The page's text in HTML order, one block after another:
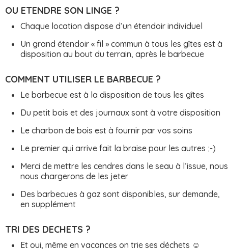
OU ETENDRE SON LINGE ?
Chaque location dispose d’un étendoir individuel
Un grand étendoir « fil » commun à tous les gîtes est à
disposition au bout du terrain, après le barbecue
COMMENT UTILISER LE BARBECUE ?
Le barbecue est à la disposition de tous les gîtes
Du petit bois et des journaux sont à votre disposition
Le charbon de bois est à fournir par vos soins
Le premier qui arrive fait la braise pour les autres ;-)
Merci de mettre les cendres dans le seau à l’issue, nous
nous chargerons de les jeter
Des barbecues à gaz sont disponibles, sur demande,
en supplément
TRI DES DECHETS ?
Et oui, même en vacances on trie ses déchets ☺